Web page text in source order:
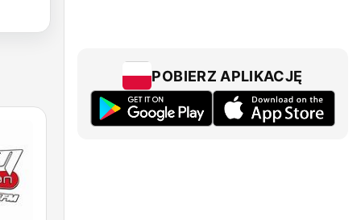
POBIERZ APLIKACJĘ